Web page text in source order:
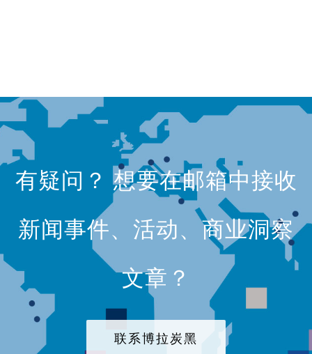
有疑问？ 想要在邮箱中接收
新闻事件、活动、商业洞察
文章？
联系博拉炭黑